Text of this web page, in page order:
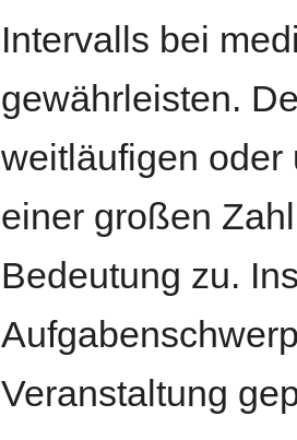
Intervalls bei
gewährleisten.
weitläufigen oder
einer großen
Bedeutung zu.
Veranstaltung